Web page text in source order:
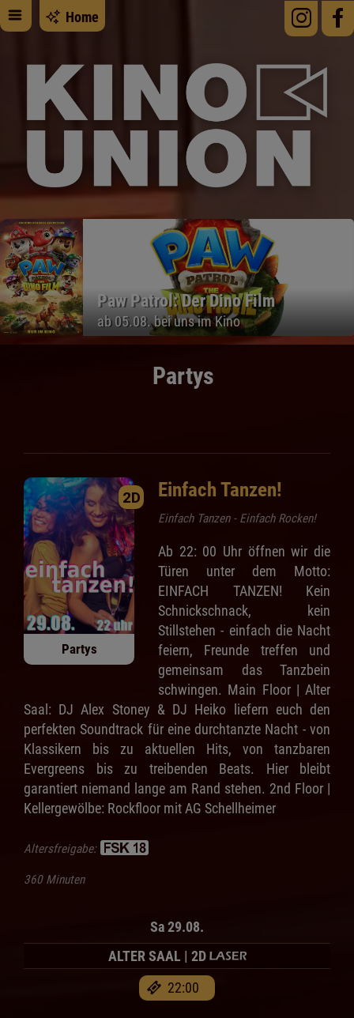
Home
Paw Patrol: Der Dino Film
ab 05.08. bei uns im Kino
Partys
2D
Partys
Einfach Tanzen!
Einfach Tanzen - Einfach Rocken!
Ab 22: 00 Uhr öffnen wir die
Türen unter dem Motto:
EINFACH TANZEN! Kein
Schnickschnack, kein
Stillstehen - einfach die Nacht
feiern, Freunde treffen und
gemeinsam das Tanzbein
schwingen. Main Floor | Alter
Saal: DJ Alex Stoney & DJ Heiko liefern euch den
perfekten Soundtrack für eine durchtanzte Nacht - von
Klassikern bis zu aktuellen Hits, von tanzbaren
Evergreens bis zu treibenden Beats. Hier bleibt
garantiert niemand lange am Rand stehen. 2nd Floor |
Kellergewölbe: Rockfloor mit AG Schellheimer
Altersfreigabe:
360 Minuten
Sa 29.08.
ALTER SAAL | 2D
22:00